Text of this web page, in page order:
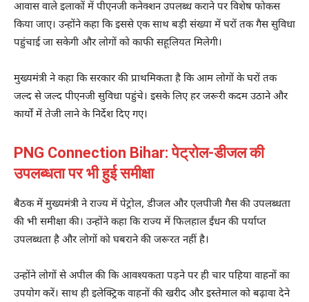
आवास वाले इलाकों में पीएनजी कनेक्शन उपलब्ध कराने पर विशेष फोकस
किया जाए। उन्होंने कहा कि इससे एक साथ बड़ी संख्या में घरों तक गैस सुविधा
पहुंचाई जा सकेगी और लोगों को काफी सहूलियत मिलेगी।
मुख्यमंत्री ने कहा कि सरकार की प्राथमिकता है कि आम लोगों के घरों तक
जल्द से जल्द पीएनजी सुविधा पहुंचे। इसके लिए हर जरूरी कदम उठाने और
कार्यों में तेजी लाने के निर्देश दिए गए।
PNG Connection Bihar: पेट्रोल-डीजल की
उपलब्धता पर भी हुई समीक्षा
बैठक में मुख्यमंत्री ने राज्य में पेट्रोल, डीजल और एलपीजी गैस की उपलब्धता
की भी समीक्षा की। उन्होंने कहा कि राज्य में फिलहाल ईंधन की पर्याप्त
उपलब्धता है और लोगों को घबराने की जरूरत नहीं है।
उन्होंने लोगों से अपील की कि आवश्यकता पड़ने पर ही चार पहिया वाहनों का
उपयोग करें। साथ ही इलेक्ट्रिक वाहनों की खरीद और इस्तेमाल को बढ़ावा देने